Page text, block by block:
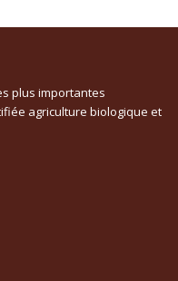
plus importantes
agriculture biologique et